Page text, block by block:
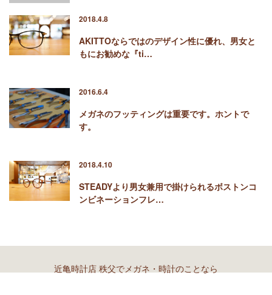
2018.4.8
AKITTOならではのデザイン性に優れ、男女と
もにお勧めな『ti…
2016.6.4
メガネのフッティングは重要です。ホントで
す。
2018.4.10
STEADYより男女兼用で掛けられるボストンコ
ンビネーションフレ…
近亀時計店 秩父でメガネ・時計のことなら